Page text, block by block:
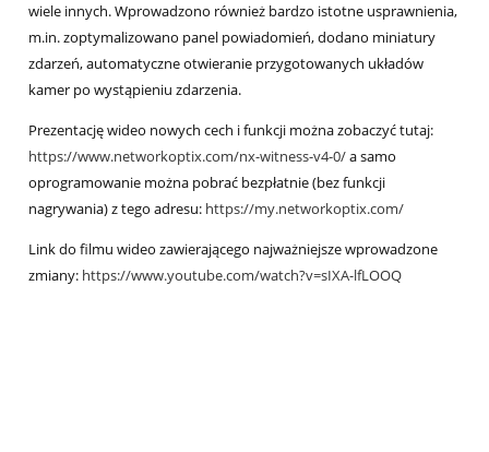
wiele innych. Wprowadzono również bardzo istotne usprawnienia,
m.in. zoptymalizowano panel powiadomień, dodano miniatury
zdarzeń, automatyczne otwieranie przygotowanych układów
kamer po wystąpieniu zdarzenia.
Prezentację wideo nowych cech i funkcji można zobaczyć tutaj:
https://www.networkoptix.com/nx-witness-v4-0/a samo
oprogramowanie można pobrać bezpłatnie (bez funkcji
nagrywania) z tego adresu: https://my.networkoptix.com/
Link do filmu wideo zawierającego najważniejsze wprowadzone
zmiany: https://www.youtube.com/watch?v=sIXA-lfLOOQ